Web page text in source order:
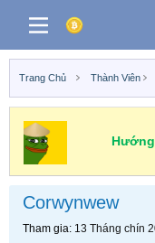
Trang Chủ Thành Viên
Corwynwew
Tham gia 13 Tháng chín